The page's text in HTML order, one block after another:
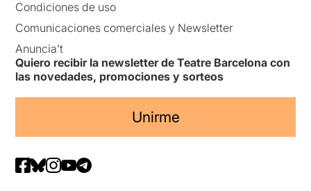
Condiciones de uso
Comunicaciones comerciales y Newsletter
Anuncia’t
Quiero recibir la newsletter de Teatre Barcelona con
las novedades, promociones y sorteos
Unirme